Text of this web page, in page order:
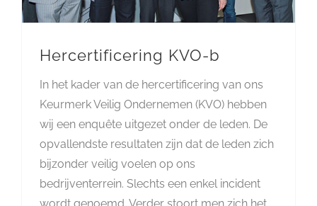
Hercertificering KVO-b
In het kader van de hercertificering van ons
Keurmerk Veilig Ondernemen (KVO) hebben
wij een enquête uitgezet onder de leden. De
opvallendste resultaten zijn dat de leden zich
bijzonder veilig voelen op ons
bedrijventerrein. Slechts een enkel incident